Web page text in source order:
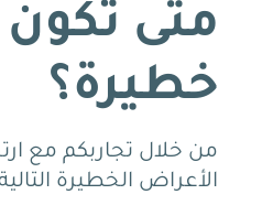
متى تكون
خطيرة؟
من خلال تجاربكم مع
الأعراض الخطيرة